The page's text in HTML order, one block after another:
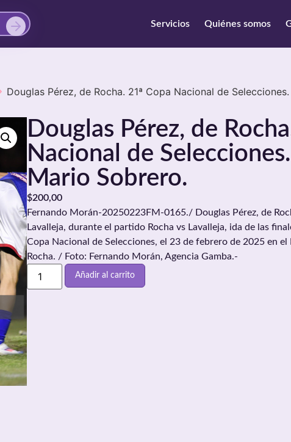
Servicios Quiénes somos
Douglas Pérez, de Rocha. 21ª Copa Nacional de
Douglas Pérez, de
Nacional de
Mario Sobrero.
$200,00
Fernando Morán-20250223FM-0165./ Douglas Pérez, de
Lavalleja, durante el partido Rocha vs Lavalleja, ida de las
Copa Nacional de Selecciones, el 23 de febrero de 2025 en
Rocha. / Foto: Fernando Morán, Agencia Gamba.-
Añadir al carrito